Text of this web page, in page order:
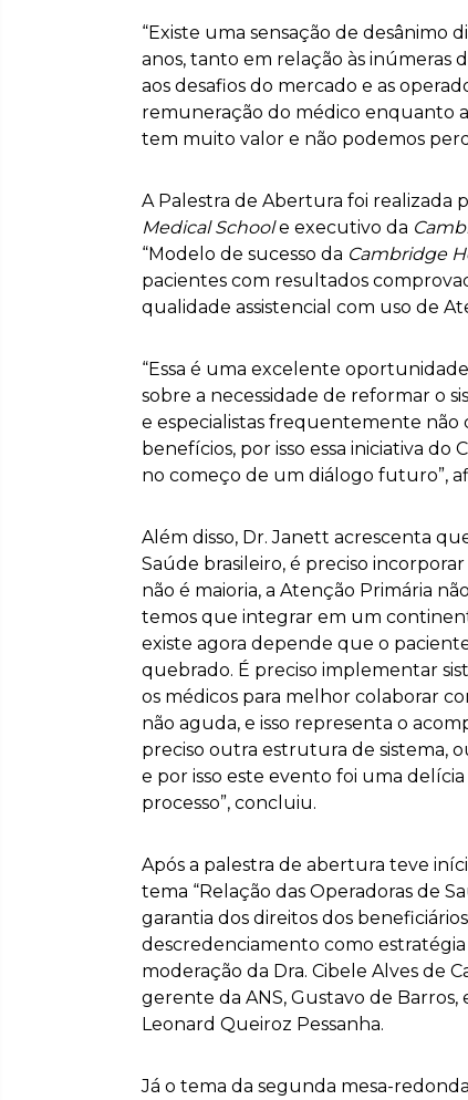
“Existe uma sensação de
anos, tanto em relação às
aos desafios do mercado e as
remuneração do médico enquanto
tem muito valor e não podemos
A Palestra de Abertura foi realizada
Medical Schoole executivo da
“Modelo de sucesso da Cambridge
pacientes com resultados
qualidade assistencial com uso de
“Essa é uma excelente
sobre a necessidade de reformar o
e especialistas frequentemente não
benefícios, por isso essa iniciativa
no começo de um diálogo futuro”,
Além disso, Dr. Janett acrescenta
Saúde brasileiro, é preciso
não é maioria, a Atenção Primária
temos que integrar em um
existe agora depende que o
quebrado. É preciso implementar
os médicos para melhor colaborar
não aguda, e isso representa o
preciso outra estrutura de sistema,
e por isso este evento foi uma
processo”, concluiu.
Após a palestra de abertura teve
tema “Relação das Operadoras de
garantia dos direitos dos
descredenciamento como
moderação da Dra. Cibele Alves de
gerente da ANS, Gustavo de
Leonard Queiroz Pessanha.
Já o tema da segunda mesa-